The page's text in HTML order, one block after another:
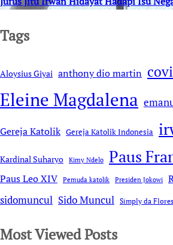
Tags
Aloysius Giyai anthony dio martin
Eleine Magdalena
Gereja Katolik Gereja Katolik Indonesia
Kardinal Suharyo Kimy Ndelo Paus
Paus Leo XIV Pemuda katolik Presiden Jokowi
sidomuncul Sido Muncul Simply da Flores
Most Viewed Posts